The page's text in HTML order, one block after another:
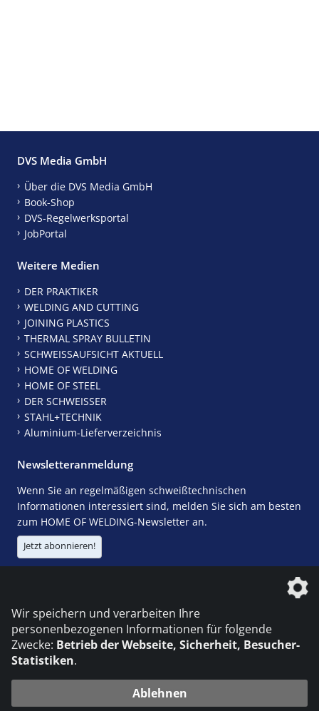
DVS Media GmbH
Über die DVS Media GmbH
Book-Shop
DVS-Regelwerksportal
JobPortal
Weitere Medien
DER PRAKTIKER
WELDING AND CUTTING
JOINING PLASTICS
THERMAL SPRAY BULLETIN
SCHWEISSAUFSICHT AKTUELL
HOME OF WELDING
HOME OF STEEL
DER SCHWEISSER
STAHL+TECHNIK
Aluminium-Lieferverzeichnis
Newsletteranmeldung
Wenn Sie an regelmäßigen schweißtechnischen
Informationen interessiert sind, melden Sie sich am besten
zum HOME OF WELDING-Newsletter an.
Jetzt abonnieren!
Die DVS Media GmbH ist ein Unternehmen der
Wir speichern und verarbeiten Ihre
personenbezogenen Informationen für folgende
Zwecke: Betrieb der Webseite, Sicherheit, Besucher-
Statistiken.
Ablehnen